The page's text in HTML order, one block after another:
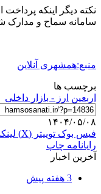
نکته دیگر اینکه پرداخت
سامانه سماح و مدارک
منبع:همشهری آنلاین
برچسب ها
اربعين ارز - بازار داخلی
۱۴۰۴/۰۵/۰۸
فیس بوک توییتر (X)
رایانامه چاپ
آخرین اخبار
3 هفته پیش